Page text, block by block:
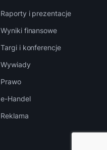
Raporty i prezentacje
Wyniki finansowe
Targi i konferencje
Wywiady
Prawo
e-Handel
Reklama